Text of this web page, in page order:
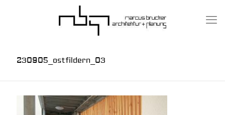
230905_ostfildern_03